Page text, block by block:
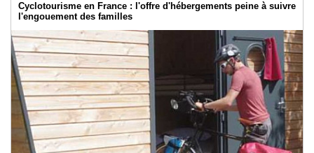
Cyclotourisme en France : l'offre d'hébergements peine à suivre
l'engouement des familles